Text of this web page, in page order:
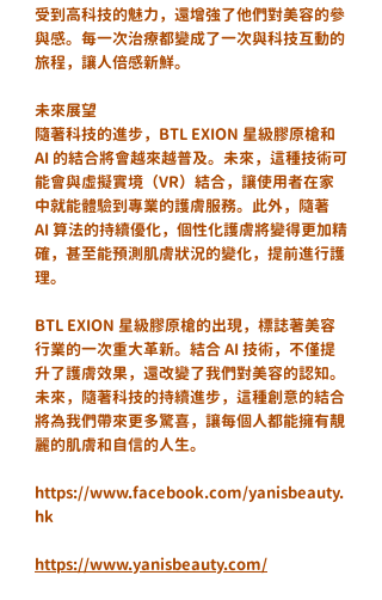
受到高科技的魅力，還增強了他們對美容的參
與感。每一次治療都變成了一次與科技互動的
旅程，讓人倍感新鮮。
未來展望
隨著科技的進步，BTL EXION 星級膠原槍和
AI 的結合將會越來越普及。未來，這種技術可
能會與虛擬實境（VR）結合，讓使用者在家
中就能體驗到專業的護膚服務。此外，隨著
AI 算法的持續優化，個性化護膚將變得更加精
確，甚至能預測肌膚狀況的變化，提前進行護
理。
BTL EXION 星級膠原槍的出現，標誌著美容
行業的一次重大革新。結合 AI 技術，不僅提
升了護膚效果，還改變了我們對美容的認知。
未來，隨著科技的持續進步，這種創意的結合
將為我們帶來更多驚喜，讓每個人都能擁有靚
麗的肌膚和自信的人生。
https://www.facebook.com/yanisbeauty.
hk
https://www.yanisbeauty.com/